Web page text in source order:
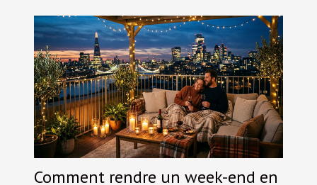
Comment rendre un week-end en